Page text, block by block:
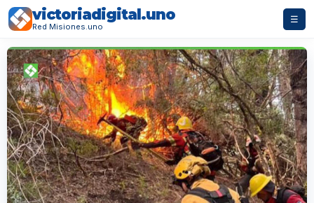
victoriadigital.uno
Red Misiones.uno
☰